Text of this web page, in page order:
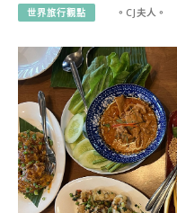
世界旅行觀點 。CJ夫人。